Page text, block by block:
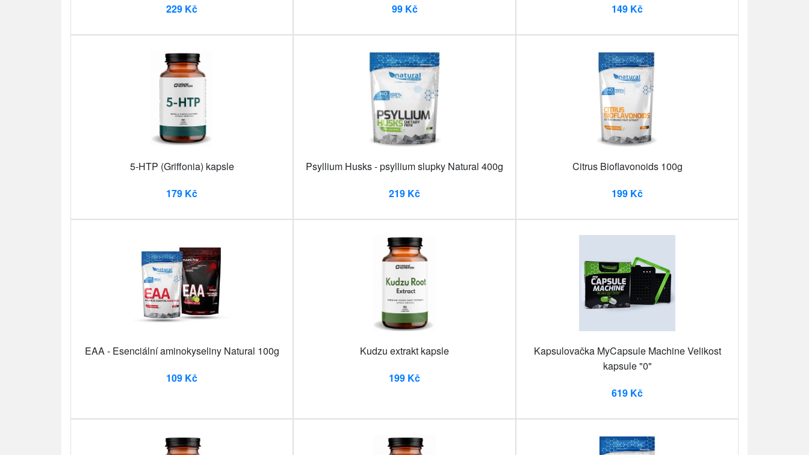
229 Kč
99 Kč
149 Kč
5-HTP (Griffonia) kapsle
179 Kč
Psyllium Husks - psyllium slupky Natural 400g
219 Kč
Citrus Bioflavonoids 100g
199 Kč
EAA - Esenciální aminokyseliny Natural 100g
109 Kč
Kudzu extrakt kapsle
199 Kč
Kapsulovačka MyCapsule Machine Velikost
kapsule "0"
619 Kč